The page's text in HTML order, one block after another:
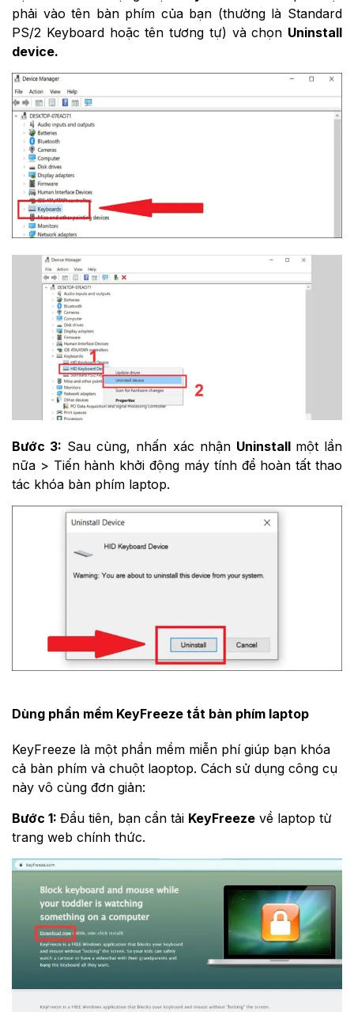
phải vào tên bàn phím của bạn (thường là Standard
PS/2 Keyboard hoặc tên tương tự) và chọn Uninstall
device.
Bước 3: Sau cùng, nhấn xác nhận Uninstall một lần
nữa > Tiến hành khởi động máy tính để hoàn tất thao
tác khóa bàn phím laptop.
Dùng phần mềm KeyFreeze tắt bàn phím laptop
KeyFreeze là một phần mềm miễn phí giúp bạn khóa
cả bàn phím và chuột laoptop. Cách sử dụng công cụ
này vô cùng đơn giản:
Bước 1: Đầu tiên, bạn cần tải KeyFreeze về laptop từ
trang web chính thức.